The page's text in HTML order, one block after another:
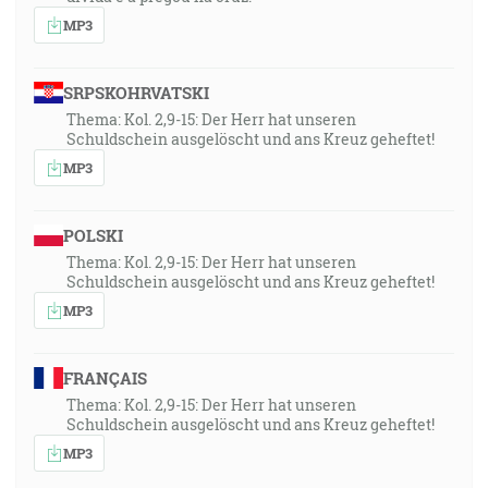
on sám vás dokoná, upevní, zmocní, položí na pevný
základ. Jemu sláva i sila na veky vekov. Ameň. [1Pt
On neprichádza priamo, ale ovplyvňuje… rozlišovať,
odkiaľ pochádza vplyv
... A drak sa postavil pred ženu, ktorá mala porodiť,
Pamätajte na slovo, ktoré som vám povedal, že sluha
nie je väčší ako jeho pán. Ak mňa prenasledovali,
budú aj vás prenasledovať. Ak moje slovo zachovali,
Kto vás počúva, mňa počúva, a kto vami pohŕda,
mnou pohŕda; a kto mnou pohŕda, pohŕda tým, ktorý
ma poslal. [Lk 10:16]
MP3
SRPSKOHRVATSKI
Thema: Kol. 2,9-15: Der Herr hat unseren
Schuldschein ausgelöscht und ans Kreuz geheftet!
MP3
POLSKI
Thema: Kol. 2,9-15: Der Herr hat unseren
Schuldschein ausgelöscht und ans Kreuz geheftet!
MP3
FRANÇAIS
Thema: Kol. 2,9-15: Der Herr hat unseren
Schuldschein ausgelöscht und ans Kreuz geheftet!
MP3